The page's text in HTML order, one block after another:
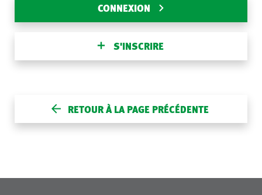
CONNEXION
S'INSCRIRE
RETOUR À LA PAGE PRÉCÉDENTE